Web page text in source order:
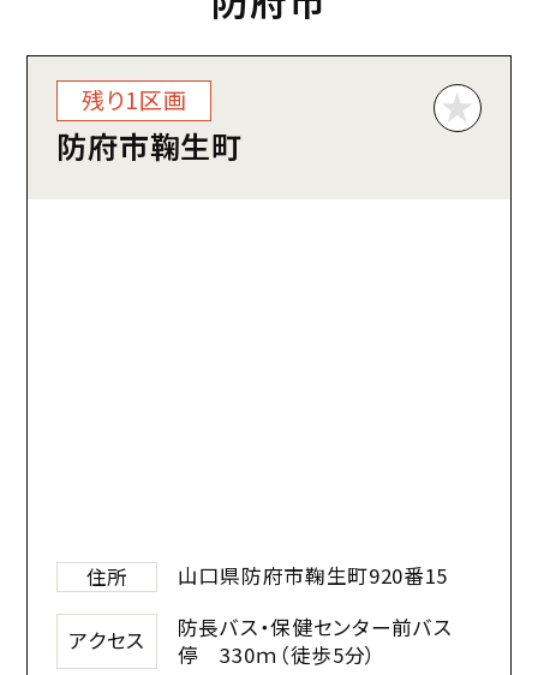
残り1区画
防府市鞠生町
住所 山口県防府市鞠生町920番15
アクセス
防長バス・保健センター前バス
停 330ｍ（徒歩5分）